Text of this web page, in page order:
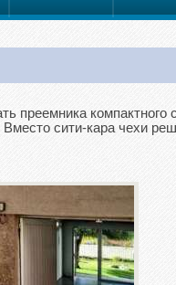
преемника компактного
сити-кара чехи